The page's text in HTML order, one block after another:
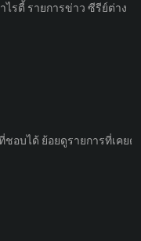
ไรตี้ รายการข่าว ซีรีย์ต่าง
ด้ ย้อยดูรายการที่เคยดูมา